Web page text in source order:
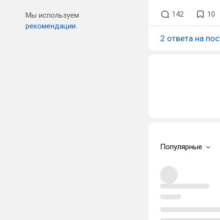
Мы используем
рекомендации.
142 10
2 ответа на
Популярные